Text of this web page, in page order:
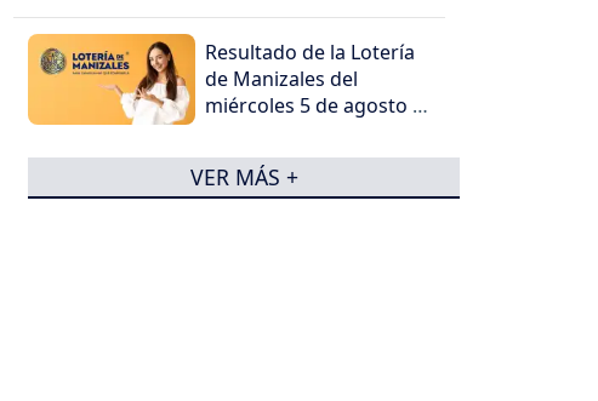
Resultado de la Lotería
de Manizales del
miércoles 5 de agosto de
VER MÁS +